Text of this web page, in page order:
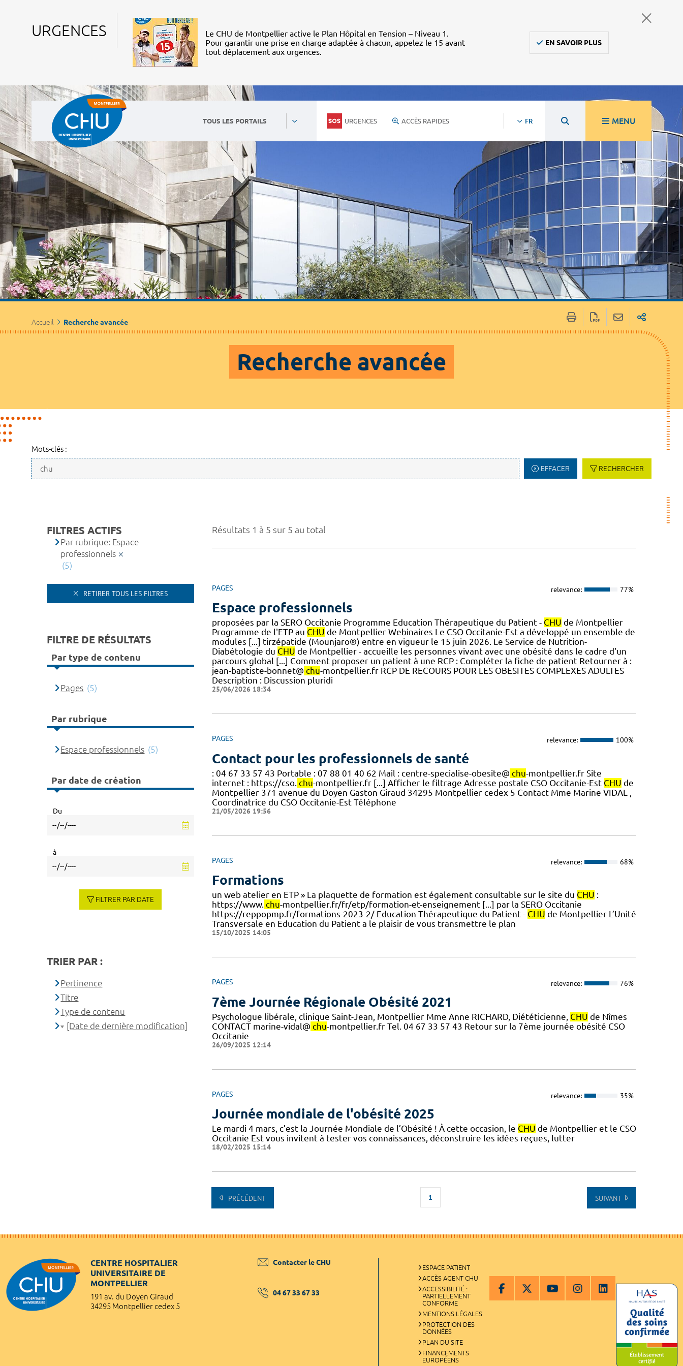
URGENCES
Le CHU de Montpellier active le Plan Hôpital en Tension – Niveau 1.
Pour garantir une prise en charge adaptée à chacun, appelez le 15 avant
tout déplacement aux urgences.
EN SAVOIR PLUS
TOUS LES PORTAILS URGENCES ACCÈS RAPIDES FR MENU
Accueil Recherche avancée
Recherche avancée
Mots-clés :
EFFACER RECHERCHER
Résultats 1 à 5 sur 5 au total
PAGES relevance: 77%
Espace professionnels
proposées par la SERO Occitanie Programme Education Thérapeutique du Patient - CHU de Montpellier
Programme de l'ETP au CHU de Montpellier Webinaires Le CSO Occitanie-Est a développé un ensemble de
modules [...] tirzépatide (Mounjaro®) entre en vigueur le 15 juin 2026. Le Service de Nutrition-
Diabétologie du CHU de Montpellier - accueille les personnes vivant avec une obésité dans le cadre d'un
parcours global [...] Comment proposer un patient à une RCP : Compléter la fiche de patient Retourner à :
jean-baptiste-bonnet@ chu-montpellier.fr RCP DE RECOURS POUR LES OBESITES COMPLEXES ADULTES
Description : Discussion pluridi
25/06/2026 18:34
PAGES relevance: 100%
Contact pour les professionnels de santé
: 04 67 33 57 43 Portable : 07 88 01 40 62 Mail : centre-specialise-obesite@ chu-montpellier.fr Site
internet : https://cso. chu-montpellier.fr [...] Afficher le filtrage Adresse postale CSO Occitanie-Est CHU de
Montpellier 371 avenue du Doyen Gaston Giraud 34295 Montpellier cedex 5 Contact Mme Marine VIDAL ,
Coordinatrice du CSO Occitanie-Est Téléphone
21/05/2026 19:56
PAGES relevance: 68%
Formations
un web atelier en ETP » La plaquette de formation est également consultable sur le site du CHU :
https://www. chu-montpellier.fr/fr/etp/formation-et-enseignement [...] par la SERO Occitanie
https://reppopmp.fr/formations-2023-2/ Education Thérapeutique du Patient - CHU de Montpellier L’Unité
Transversale en Education du Patient a le plaisir de vous transmettre le plan
15/10/2025 14:05
PAGES relevance: 76%
7ème Journée Régionale Obésité 2021
Psychologue libérale, clinique Saint-Jean, Montpellier Mme Anne RICHARD, Diététicienne, CHU de Nîmes
CONTACT marine-vidal@ chu-montpellier.fr Tel. 04 67 33 57 43 Retour sur la 7ème journée obésité CSO
Occitanie
26/09/2025 12:14
PAGES relevance: 35%
Journée mondiale de l'obésité 2025
Le mardi 4 mars, c’est la Journée Mondiale de l’Obésité ! À cette occasion, le CHU de Montpellier et le CSO
Occitanie Est vous invitent à tester vos connaissances, déconstruire les idées reçues, lutter
18/02/2025 15:14
PRÉCÉDENT 1 SUIVANT
FILTRES ACTIFS
Par rubrique: Espace
professionnels
(5)
RETIRER TOUS LES FILTRES
FILTRE DE RÉSULTATS
Par type de contenu
Pages (5)
Par rubrique
Espace professionnels (5)
Par date de création
Du
à
FILTRER PAR DATE
TRIER PAR :
Pertinence
Titre
Type de contenu
[Date de dernière modification]
CENTRE HOSPITALIER
UNIVERSITAIRE DE
MONTPELLIER
191 av. du Doyen Giraud
34295 Montpellier cedex 5
Contacter le CHU
04 67 33 67 33
ESPACE PATIENT
ACCÈS AGENT CHU
ACCESSIBILITÉ :
PARTIELLEMENT
CONFORME
MENTIONS LÉGALES
PROTECTION DES
DONNÉES
PLAN DU SITE
FINANCEMENTS
EUROPÉENS